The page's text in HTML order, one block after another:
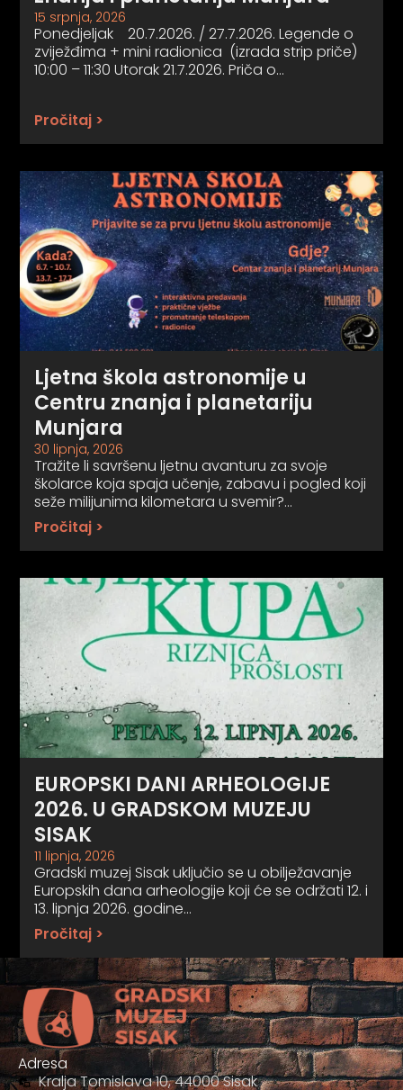
15 srpnja, 2026
Ponedjeljak 20.7.2026. / 27.7.2026. Legende o
zviježđima + mini radionica (izrada strip priče)
10:00 – 11:30 Utorak 21.7.2026. Priča o…
Pročitaj >
Ljetna škola astronomije u
Centru znanja i planetariju
Munjara
30 lipnja, 2026
Tražite li savršenu ljetnu avanturu za svoje
školarce koja spaja učenje, zabavu i pogled koji
seže milijunima kilometara u svemir?…
Pročitaj >
EUROPSKI DANI ARHEOLOGIJE
2026. U GRADSKOM MUZEJU
SISAK
11 lipnja, 2026
Gradski muzej Sisak uključio se u obilježavanje
Europskih dana arheologije koji će se održati 12. i
13. lipnja 2026. godine…
Pročitaj >
Adresa
Kralja Tomislava 10, 44000 Sisak